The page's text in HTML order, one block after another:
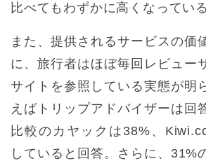
比べてもわずかに高くなっている
また、提供されるサービスの価
に、旅行者はほぼ毎回レビュー
サイトを参照している実態が明
えばトリップアドバイザーは回
比較のカヤックは38%、
していると回答。さらに、31%